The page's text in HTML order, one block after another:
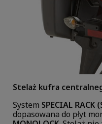
Stelaż kufra
System SPECIAL RACK
dopasowana do płyt